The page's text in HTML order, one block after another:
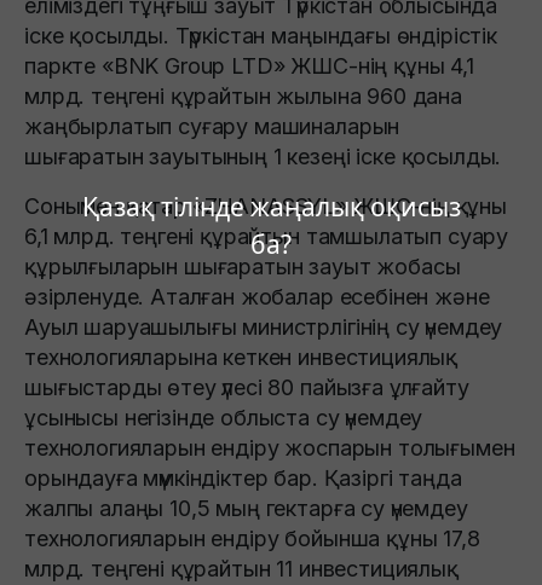
Қазақ тілінде жаңалық оқисыз
ба?
еліміздегі тұңғыш зауыт Түркістан облысында
іске қосылды. Түркістан маңындағы өндірістік
паркте «BNK Group LTD» ЖШС-нің құны 4,1
млрд. теңгені құрайтын жылына 960 дана
жаңбырлатып суғару машиналарын
шығаратын зауытының 1 кезеңі іске қосылды.
Сонымен қатар «ZHANASSYL» ЖШС-нің құны
6,1 млрд. теңгені құрайтын тамшылатып суару
құрылғыларын шығаратын зауыт жобасы
әзірленуде. Аталған жобалар есебінен және
Ауыл шаруашылығы министрлігінің су үнемдеу
технологияларына кеткен инвестициялық
шығыстарды өтеу үлесі 80 пайызға ұлғайту
ұсынысы негізінде облыста су үнемдеу
технологияларын ендіру жоспарын толығымен
орындауға мүмкіндіктер бар. Қазіргі таңда
жалпы алаңы 10,5 мың гектарға су үнемдеу
технологияларын ендіру бойынша құны 17,8
млрд. теңгені құрайтын 11 инвестициялық